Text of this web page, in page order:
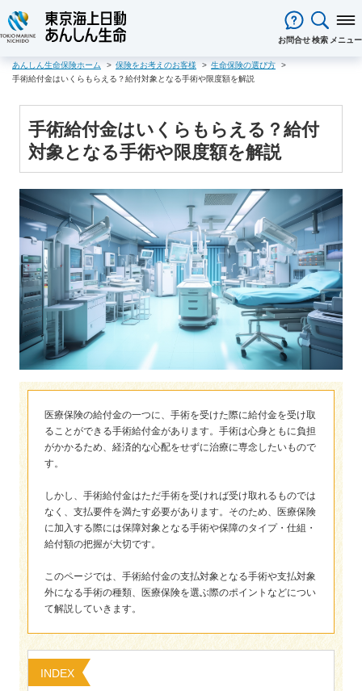
お問合せ検索 メニュー
保険をお考えのお客様
保険をお考えのお客様TOPへ
保険商品から選ぶ
ライフイベントから選ぶ
心配ごとから選ぶ
保険の基礎知識
インターネットでご加入いただけ
法人向け保険商品
ご相談・ご契約の流れ 申込方法の違い
商品一覧
資料請求
医療保険
メディカルＫｉｔ ＮＥＯ
メディカルＫｉｔ Ｒ
メディカルＫｉｔエール
メディカルＫｉｔエールＲ
がん保険
あんしんがん治療保険
がん診断保険Ｒ
死亡保険（終身保険・定期保険）
長生き支援終身
スマートあんしん定期
あんしん定期エール
あんしん終身エール
あんしん夢終身
終身保険
定期保険
家計保障・就業不能保障
介護年金保険
あんしんねんきん介護
あんしんねんきん介護Ｒ
こども保険
5年ごと利差配当付こども保険
個人年金保険
個人年金保険
変額保険
マーケットリンク
ご契約者様
ご契約者様TOPへ
重要なお知らせ
サービス
各種お手続き
保険金・給付金・満期金・年金等
の請求
契約内容／登録情報の確認・変更
契約者貸付の利用・返済
保障内容の見直し・契約の解約
保険料支払方法の変更
保険証券・控除証明書の発行・再
発行
変額保険・変額年金保険固有のお
総合福祉団体定期保険のお手続き
ライフイベントごとのお手続き
急な資金が必要なとき
引越しするとき
結婚するとき
保険料の支払いが困難なとき
海外渡航するとき
確定申告・年末調整するとき
子どもが生まれるとき
転職・退職するとき
離婚するとき
介護が必要になったとき
ご病気・ご不幸があったとき
法人のお客様
法人のお客様TOPへ
企業のライフステージごとに必要
な準備とは？
経営者の皆様向け商品
従業員の皆様向け商品
あんしん生命について
あんしん生命についてTOPへ
東京海上グループについて
会社情報
お客様本位の業務運営方針
お客様からの贈り物（お客様の
声）
お客様をがんからお守りする運動
サステナビリティ
採用情報
保険金等の適切なお支払いに向け
た取組み
あんしん解体新書
CMギャラリー・キャラクター紹介
ライフパートナーについて
資料請求
お問い合わせ
よくある質問
保険用語集
東京海上ホールディングス
あんしん生命保険ホーム 保険をお考えのお客様
生命保険の選び方
手術給付金はいくらもらえる？給付対象となる手術や限度額を解説
手術給付金はいくらもらえる？給付
対象となる手術や限度額を解説
医療保険の給付金の一つに、手術を受けた際に給付金を受け取
ることができる手術給付金があります。手術は心身ともに負担
がかかるため、経済的な心配をせずに治療に専念したいもので
す。
しかし、手術給付金はただ手術を受ければ受け取れるものでは
なく、支払要件を満たす必要があります。そのため、医療保険
に加入する際には保障対象となる手術や保障のタイプ・仕組・
給付額の把握が大切です。
このページでは、手術給付金の支払対象となる手術や支払対象
外になる手術の種類、医療保険を選ぶ際のポイントなどについ
て解説していきます。
INDEX